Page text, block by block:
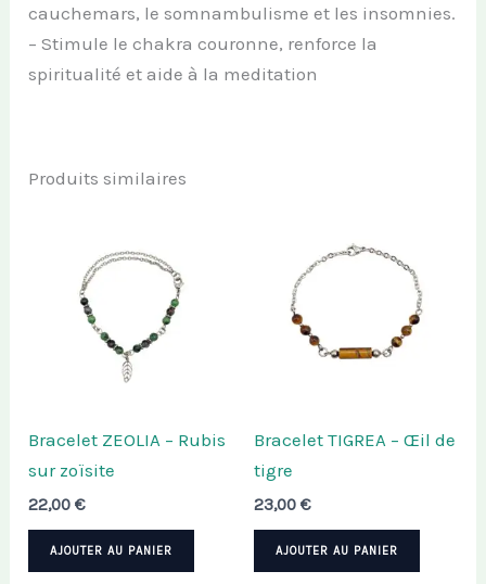
cauchemars, le somnambulisme et les insomnies.
– Stimule le chakra couronne, renforce la
spiritualité et aide à la meditation
Produits similaires
Bracelet ZEOLIA – Rubis
sur zoïsite
22,00€
AJOUTER AU PANIER
Bracelet TIGREA – Œil de
tigre
23,00 €
AJOUTER AU PANIER